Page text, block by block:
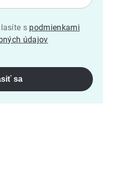
s podmienkami
údajov
sa